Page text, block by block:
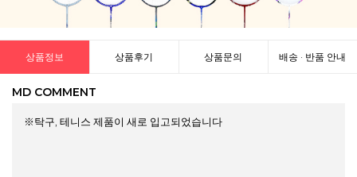
상품정보 상품후기 상품문의 배송 · 반품 안내
MD COMMENT
※탁구, 테니스 제품이 새로 입고되었습니다